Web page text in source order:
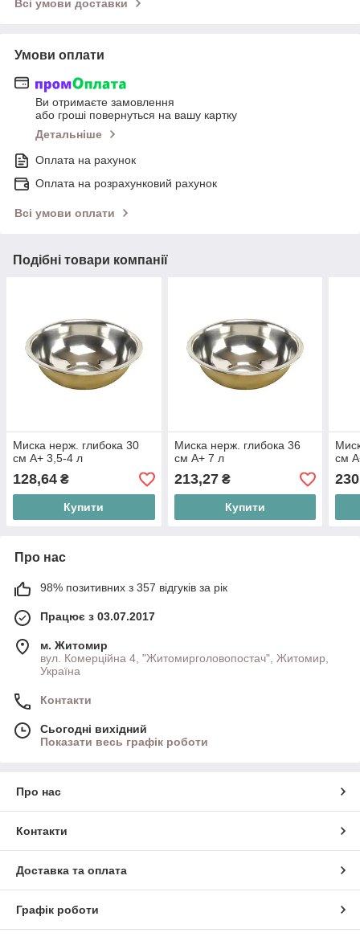
Всі умови доставки
Умови оплати
Ви отримаєте замовлення
або гроші повернуться на вашу картку
Детальніше
Оплата на рахунок
Оплата на розрахунковий рахунок
Всі умови оплати
Подібні товари компанії
Миска нерж. глибока 30
см А+ 3,5-4 л
128,64 ₴
Купити
Миска нерж. глибока 36
см А+ 7 л
213,27₴
Купити
см
Про нас
98% позитивних з 357 відгуків за рік
Працює з 03.07.2017
м. Житомир
вул. Комерційна 4, "Житомирголовопостач", Житомир,
Україна
Контакти
Сьогодні вихідний
Показати весь графік роботи
Про нас
Контакти
Доставка та оплата
Графік роботи